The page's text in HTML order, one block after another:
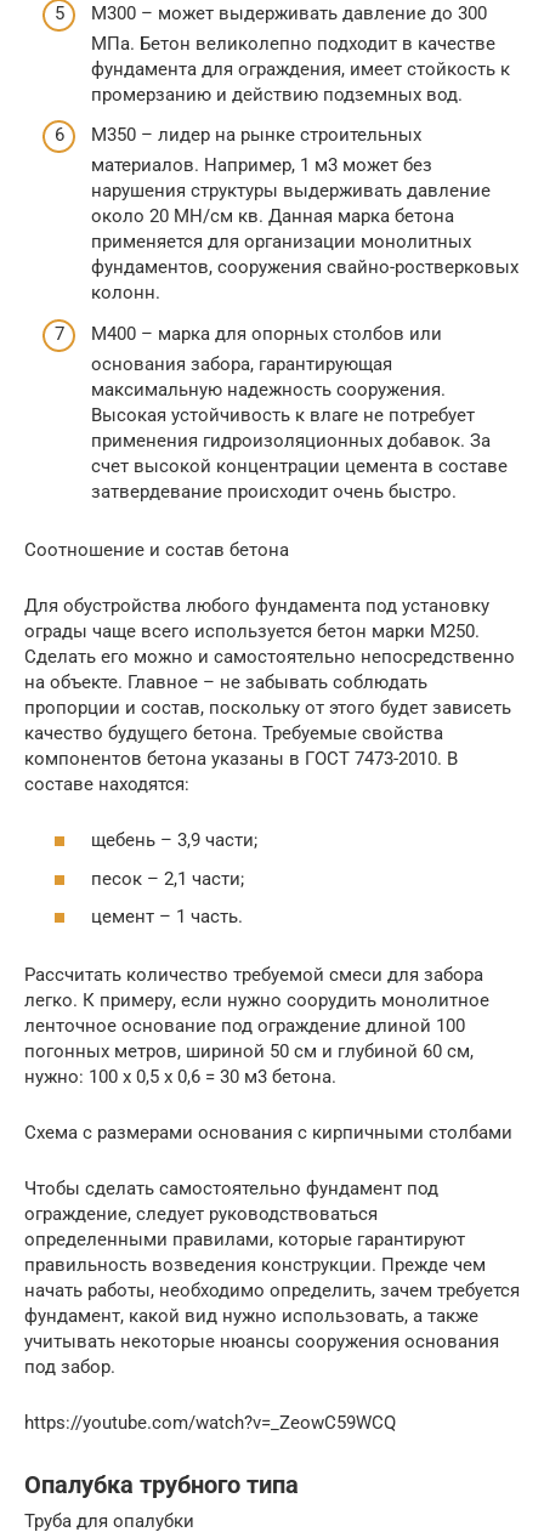
М300 – может выдерживать давление до 300
МПа. Бетон великолепно подходит в качестве
фундамента для ограждения, имеет стойкость к
промерзанию и действию подземных вод.
М350 – лидер на рынке строительных
материалов. Например, 1 м3 может без
нарушения структуры выдерживать давление
около 20 МН/см кв. Данная марка бетона
применяется для организации монолитных
фундаментов, сооружения свайно-ростверковых
колонн.
М400 – марка для опорных столбов или
основания забора, гарантирующая
максимальную надежность сооружения.
Высокая устойчивость к влаге не потребует
применения гидроизоляционных добавок. За
счет высокой концентрации цемента в составе
затвердевание происходит очень быстро.
Соотношение и состав бетона
Для обустройства любого фундамента под установку
ограды чаще всего используется бетон марки М250.
Сделать его можно и самостоятельно непосредственно
на объекте. Главное – не забывать соблюдать
пропорции и состав, поскольку от этого будет зависеть
качество будущего бетона. Требуемые свойства
компонентов бетона указаны в ГОСТ 7473-2010. В
составе находятся:
щебень – 3,9 части;
песок – 2,1 части;
цемент – 1 часть.
Рассчитать количество требуемой смеси для забора
легко. К примеру, если нужно соорудить монолитное
ленточное основание под ограждение длиной 100
погонных метров, шириной 50 см и глубиной 60 см,
нужно: 100 х 0,5 х 0,6 = 30 м3 бетона.
Схема с размерами основания с кирпичными столбами
Чтобы сделать самостоятельно фундамент под
ограждение, следует руководствоваться
определенными правилами, которые гарантируют
правильность возведения конструкции. Прежде чем
начать работы, необходимо определить, зачем требуется
фундамент, какой вид нужно использовать, а также
учитывать некоторые нюансы сооружения основания
под забор.
https://youtube.com/watch?v=_ZeowC59WCQ
Опалубка трубного типа
Труба для опалубки